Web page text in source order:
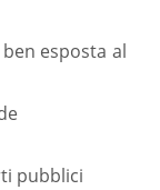
esposta al
pubblici